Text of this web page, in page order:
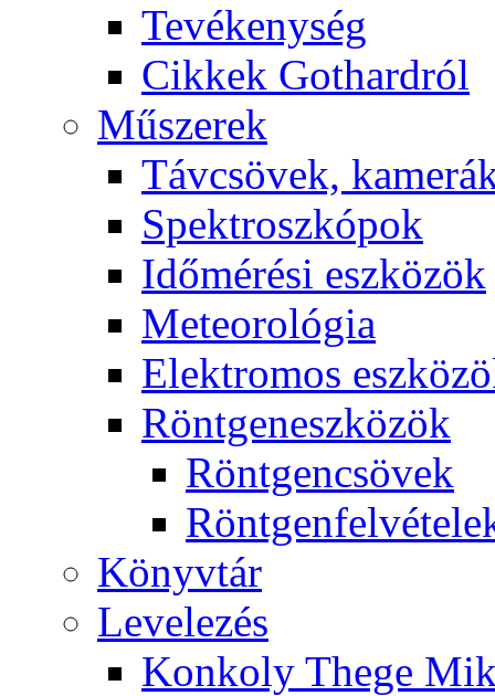
Te­vé­keny­ség
Cik­kek Got­hard­ról
Mű­sze­rek
Táv­csö­vek,
Spekt­rosz­kó­pok
Idő­mé­ré­si esz­kö­zök
Me­te­o­ro­ló­gia
Elekt­ro­mos
Rönt­gen­esz­kö­zök
Rönt­gen­csö­vek
Könyv­tár
Le­ve­le­zés
Kon­koly The­ge